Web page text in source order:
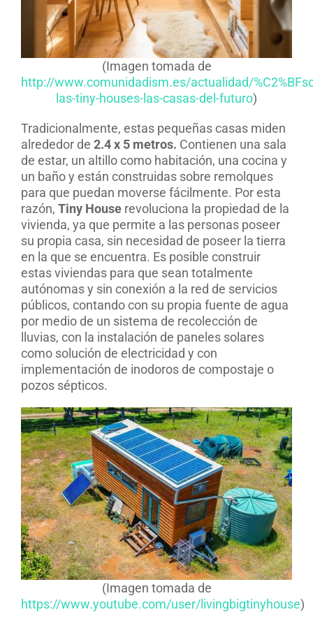
(Imagen tomada de
http://www.comunidadism.es/actualidad/
las-tiny-houses-las-casas-del-futuro)
Tradicionalmente, estas pequeñas casas miden
alrededor de 2.4 x 5 metros. Contienen una sala
de estar, un altillo como habitación, una cocina y
un baño y están construidas sobre remolques
para que puedan moverse fácilmente. Por esta
razón, Tiny House revoluciona la propiedad de la
vivienda, ya que permite a las personas poseer
su propia casa, sin necesidad de poseer la tierra
en la que se encuentra. Es posible construir
estas viviendas para que sean totalmente
autónomas y sin conexión a la red de servicios
públicos, contando con su propia fuente de agua
por medio de un sistema de recolección de
lluvias, con la instalación de paneles solares
como solución de electricidad y con
implementación de inodoros de compostaje o
pozos sépticos.
(Imagen tomada de
https://www.youtube.com/user/livingbigtinyhouse)